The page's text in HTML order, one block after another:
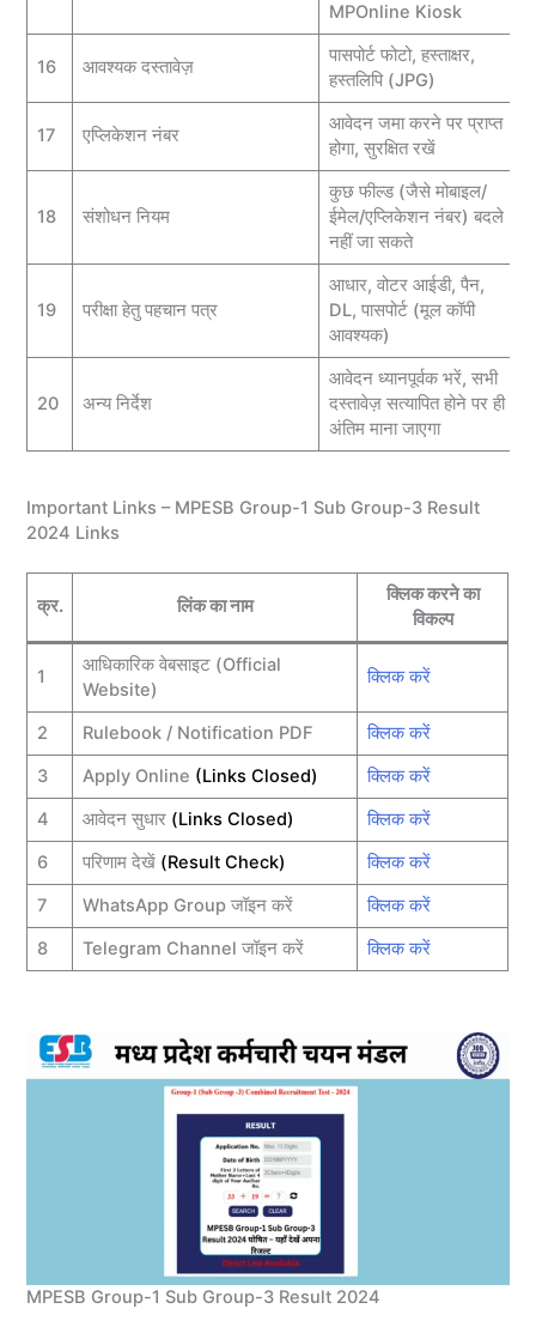
MPOnline Kiosk
16 आवश्यक दस्तावेज़
पासपोर्ट फोटो, हस्ताक्षर,
हस्तलिपि (JPG)
17 एप्लिकेशन नंबर
आवेदन जमा करने पर प्राप्त
होगा, सुरक्षित रखें
18 संशोधन नियम
कुछ फील्ड (जैसे मोबाइल/
ईमेल/एप्लिकेशन नंबर) बदले
नहीं जा सकते
19 परीक्षा हेतु पहचान पत्र
आधार, वोटर आईडी, पैन,
DL, पासपोर्ट (मूल कॉपी
आवश्यक)
20 अन्य निर्देश
आवेदन ध्यानपूर्वक भरें, सभी
दस्तावेज़ सत्यापित होने पर ही
अंतिम माना जाएगा
Important Links – MPESB Group-1 Sub Group-3 Result
2024 Links
क्र. लिंक का नाम
क्लिक करने का
विकल्प
1
आधिकारिक वेबसाइट (Official
Website)
क्लिक करें
2 Rulebook / Notification PDF
क्लिक करें
3
Apply Online (Links Closed)
क्लिक करें
4
आवेदन सुधार (Links Closed)
क्लिक करें
6
परिणाम देखें (Result Check)
क्लिक करें
7
WhatsApp Group जॉइन करें
क्लिक करें
8
Telegram Channel जॉइन करें क्लिक करें
MPESB Group-1 Sub Group-3 Result 2024